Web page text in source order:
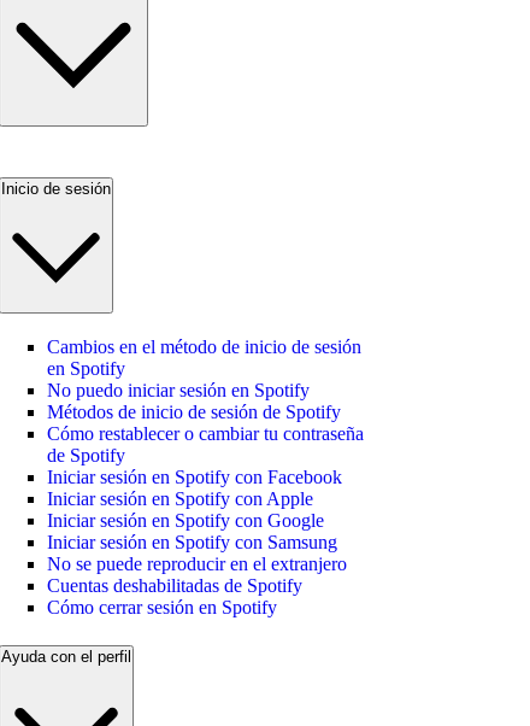
Inicio de sesión
Cambios en el método de inicio de sesión
en Spotify
No puedo iniciar sesión en Spotify
Métodos de inicio de sesión de Spotify
Cómo restablecer o cambiar tu contraseña
de Spotify
Iniciar sesión en Spotify con Facebook
Iniciar sesión en Spotify con Apple
Iniciar sesión en Spotify con Google
Iniciar sesión en Spotify con Samsung
No se puede reproducir en el extranjero
Cuentas deshabilitadas de Spotify
Cómo cerrar sesión en Spotify
Ayuda con el perfil